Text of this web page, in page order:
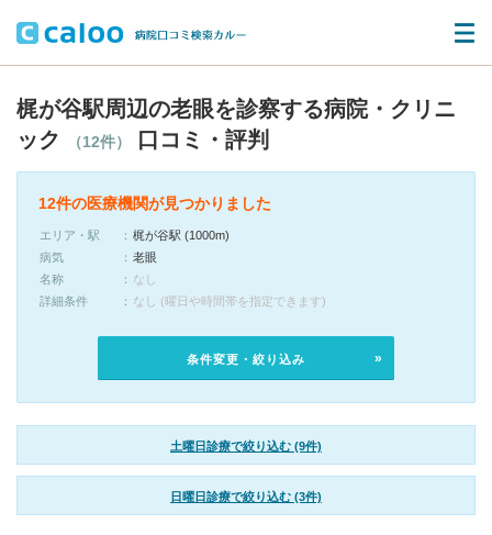
梶が谷駅周辺の老眼を診察する病院・クリニ
ック
（12件） 口コミ・評判
12件の医療機関が見つかりました
エリア・駅
梶が谷駅 (1000m)
病気
老眼
名称
なし
詳細条件
なし (曜日や時間帯を指定できます)
条件変更・絞り込み
土曜日診療で絞り込む (9件)
日曜日診療で絞り込む (3件)